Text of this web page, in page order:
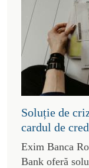
Soluție de
cardul de
Exim Banca
Bank oferă